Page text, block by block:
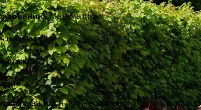
Математика
математики
стаж:37
учащимся при несчастных случаях в